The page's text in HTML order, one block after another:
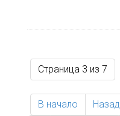
Страница 3 из 7
В начало Назад